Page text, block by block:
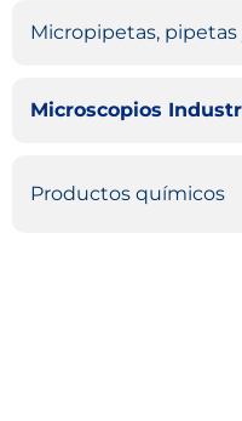
Micropipetas,
Microscopios
Productos químicos